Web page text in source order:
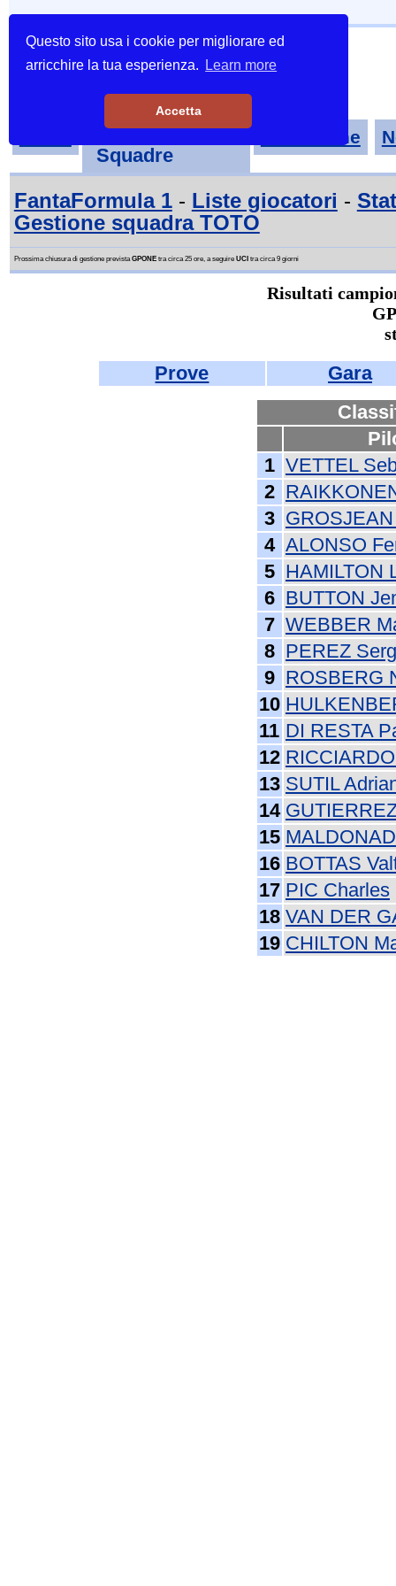
Questo sito usa i cookie per migliorare ed
arricchire la tua esperienza.
Learn more
Accetta
Tornei-
Squadre
Classifiche
FantaFormula 1- Liste giocatori -
Gestione squadra TOTO
Prossima chiusura di gestione previstaGPONEtra circa 25 ore, a seguire UCI tra circa 9 giorni
Risultati
Prove
Gara
1 VETTEL
2
3
4 ALONSO
5 HAMILTON
6 BUTTON
7 WEBBER
8 PEREZ
9 ROSBERG
10
11 DI RESTA
12
13 SUTIL
14
15
16 BOTTAS
17 PIC Charles
18 VAN DER
19 CHILTON